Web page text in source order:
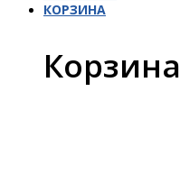
КОРЗИНА
Корзина